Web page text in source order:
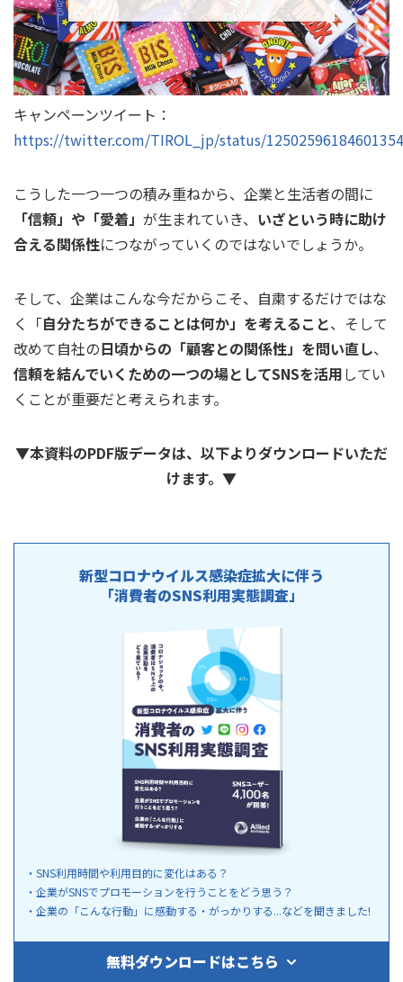
キャンペーンツイート：
https://twitter.com/TIROL_jp/status/
こうした一つ一つの積み重ねから、企業と生活者の間に
「信頼」や「愛着」 が生まれていき、 いざという時に助け
合える関係性につながっていくのではないでしょうか。
そして、企業はこんな今だからこそ、自粛するだけではな
く「自分たちができることは何か」を考えること、そして
改めて自社の日頃からの「顧客との関係性」を問い直し、
信頼を結んでいくための一つの場としてSNSを活用してい
くことが重要だと考えられます。
▼本資料のPDF版データは、以下よりダウンロードいただ
けます。▼
新型コロナウイルス感染症拡大に伴う
「消費者のSNS利用実態調査」
・SNS利用時間や利用目的に変化はある？
・企業がSNSでプロモーションを行うことをどう思う？
・企業の「こんな行動」に感動する・がっかりする...などを聞きました!
無料ダウンロードはこちら